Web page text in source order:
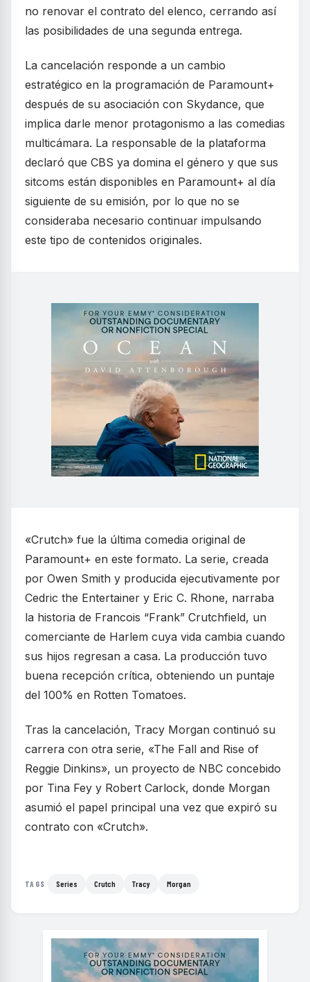
no renovar el contrato del elenco, cerrando así
las posibilidades de una segunda entrega.
La cancelación responde a un cambio
estratégico en la programación de Paramount+
después de su asociación con Skydance, que
implica darle menor protagonismo a las comedias
multicámara. La responsable de la plataforma
declaró que CBS ya domina el género y que sus
sitcoms están disponibles en Paramount+ al día
siguiente de su emisión, por lo que no se
consideraba necesario continuar impulsando
este tipo de contenidos originales.
«Crutch» fue la última comedia original de
Paramount+ en este formato. La serie, creada
por Owen Smith y producida ejecutivamente por
Cedric the Entertainer y Eric C. Rhone, narraba
la historia de Francois “Frank” Crutchfield, un
comerciante de Harlem cuya vida cambia cuando
sus hijos regresan a casa. La producción tuvo
buena recepción crítica, obteniendo un puntaje
del 100% en Rotten Tomatoes.
Tras la cancelación, Tracy Morgan continuó su
carrera con otra serie, «The Fall and Rise of
Reggie Dinkins», un proyecto de NBC concebido
por Tina Fey y Robert Carlock, donde Morgan
asumió el papel principal una vez que expiró su
contrato con «Crutch».
TAGS Series Crutch Tracy Morgan